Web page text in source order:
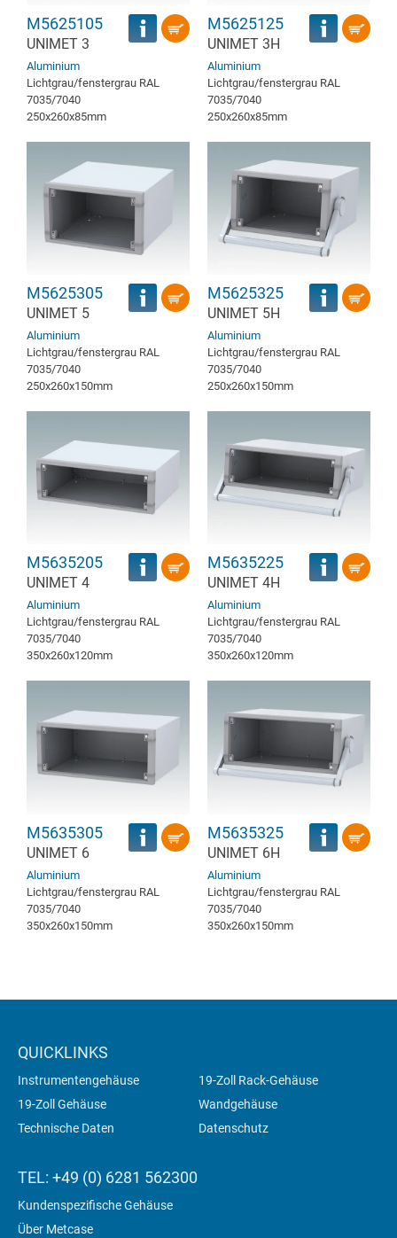
M5625105
UNIMET 3
Aluminium
Lichtgrau/fenstergrau RAL
7035/7040
250x260x85mm
M5625125
UNIMET 3H
Aluminium
Lichtgrau/fenstergrau RAL
7035/7040
250x260x85mm
M5625305
UNIMET 5
Aluminium
Lichtgrau/fenstergrau RAL
7035/7040
250x260x150mm
M5625325
UNIMET 5H
Aluminium
Lichtgrau/fenstergrau RAL
7035/7040
250x260x150mm
M5635205
UNIMET 4
Aluminium
Lichtgrau/fenstergrau RAL
7035/7040
350x260x120mm
M5635225
UNIMET 4H
Aluminium
Lichtgrau/fenstergrau RAL
7035/7040
350x260x120mm
M5635305
UNIMET 6
Aluminium
Lichtgrau/fenstergrau RAL
7035/7040
350x260x150mm
M5635325
UNIMET 6H
Aluminium
Lichtgrau/fenstergrau RAL
7035/7040
350x260x150mm
QUICKLINKS
Instrumentengehäuse
19-Zoll Rack-Gehäuse
19-Zoll Gehäuse
Wandgehäuse
Technische Daten
Datenschutz
TEL: +49 (0) 6281 562300
Kundenspezifische Gehäuse
Über Metcase